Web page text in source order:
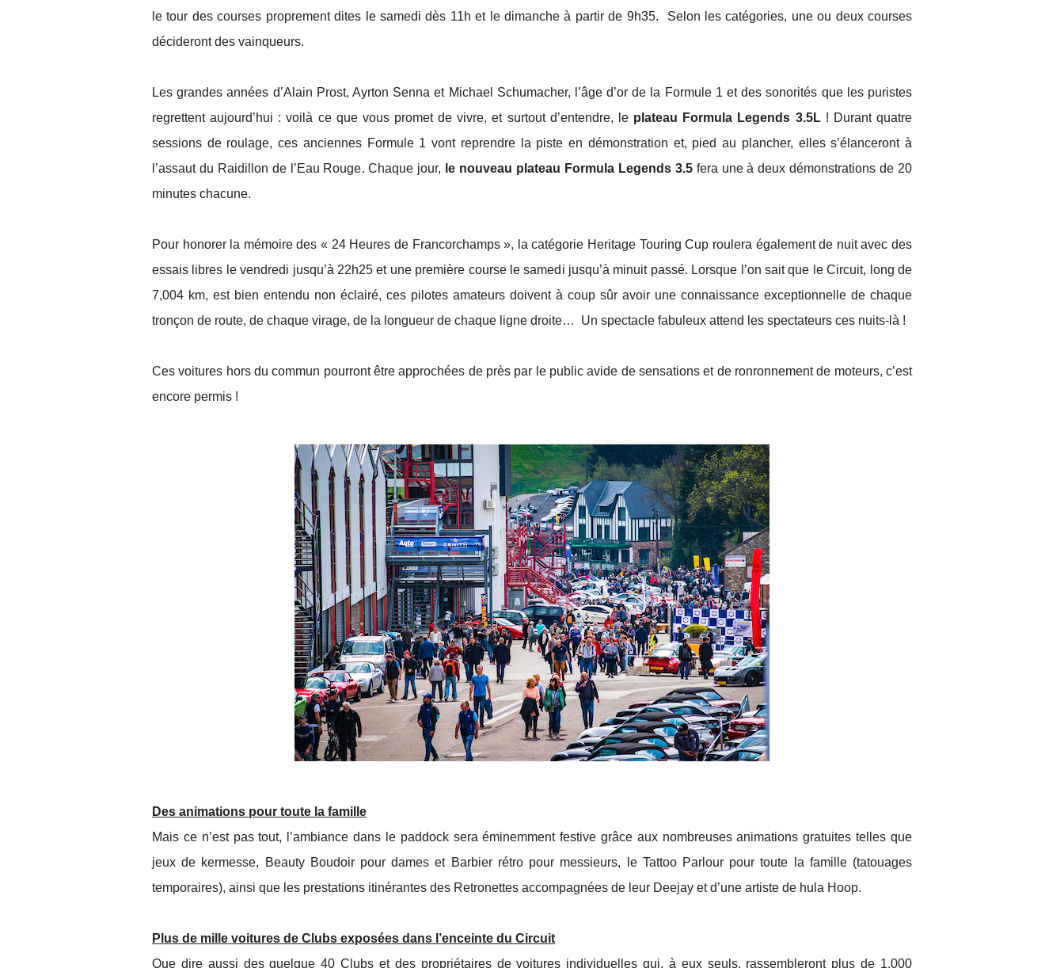
le tour des courses proprement dites le samedi dès 11h et le dimanche à partir de 9h35. Selon les catégories, une ou deux courses
décideront des vainqueurs.
Les grandes années d’Alain Prost, Ayrton Senna et Michael Schumacher, l’âge d’or de la Formule 1 et des sonorités que les puristes
regrettent aujourd’hui : voilà ce que vous promet de vivre, et surtout d’entendre, le plateau Formula Legends 3.5L! Durant quatre
sessions de roulage, ces anciennes Formule 1 vont reprendre la piste en démonstration et, pied au plancher, elles s’élanceront à
l’assaut du Raidillon de l’Eau Rouge. Chaque jour, le nouveau plateau Formula Legends 3.5fera une à deux démonstrations de 20
minutes chacune.
Pour honorer la mémoire des « 24 Heures de Francorchamps », la catégorie Heritage Touring Cup roulera également de nuit avec des
essais libres le vendredi jusqu’à 22h25 et une première course le samedi jusqu’à minuit passé. Lorsque l’on sait que le Circuit, long de
7,004 km, est bien entendu non éclairé, ces pilotes amateurs doivent à coup sûr avoir une connaissance exceptionnelle de chaque
tronçon de route, de chaque virage, de la longueur de chaque ligne droite… Un spectacle fabuleux attend les spectateurs ces nuits-là !
Ces voitures hors du commun pourront être approchées de près par le public avide de sensations et de ronronnement de moteurs, c’est
encore permis !
Des animations pour toute la famille
Mais ce n’est pas tout, l’ambiance dans le paddock sera éminemment festive grâce aux nombreuses animations gratuites telles que
jeux de kermesse, Beauty Boudoir pour dames et Barbier rétro pour messieurs, le Tattoo Parlour pour toute la famille (tatouages
temporaires), ainsi que les prestations itinérantes des Retronettes accompagnées de leur Deejay et d’une artiste de hula Hoop.
Plus de mille voitures de Clubs exposées dans l’enceinte du Circuit
Que dire aussi des quelque 40 Clubs et des propriétaires de voitures individuelles qui, à eux seuls, rassembleront plus de 1.000